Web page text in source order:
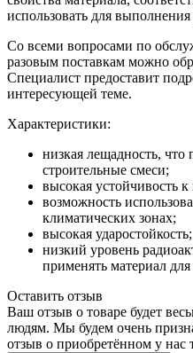
использовать для
Со всеми вопросами по
разовым поставкам можно
Специалист предоставит
интересующей теме.
Характеристики:
низкая лещадность, что
строительные смеси;
высокая устойчивость
возможность
климатических зонах;
высокая ударостойкость;
низкий уровень
применять материал
Оставить отзыв
Ваш отзыв о товаре будет
людям. Мы будем очень
отзыв о приобретённом у нас